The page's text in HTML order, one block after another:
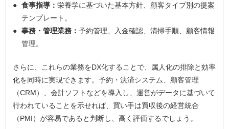
食事指導： 栄養学に基づいた基本方針、顧客タイプ別の提案
テンプレート。
事務・管理業務： 予約管理、入金確認、清掃手順、顧客情報
管理。
さらに、これらの業務をDX化することで、属人化の排除と効率
化を同時に実現できます。予約・決済システム、顧客管理
（CRM）、会計ソフトなどを導入し、運営がデータに基づいて
行われていることを示せれば、買い手は買収後の経営統合
（PMI）が容易であると判断し、高く評価するでしょう。